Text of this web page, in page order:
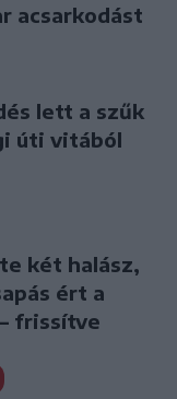
acsarkodást
lett a szűk
úti vitából
két halász,
ért a
frissítve